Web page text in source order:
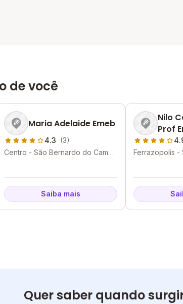
de você
Maria Adelaide Emeb
4.3 (3)
Centro - São Bernardo do Campo
Saiba mais
Nilo
Prof
Ferrazopolis -
Quer saber quando